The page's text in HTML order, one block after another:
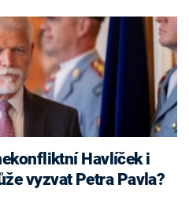
vyzvat Petra Pavla?